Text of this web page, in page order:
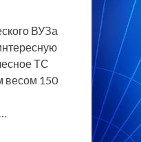
ВУЗа
ТС
весом 150